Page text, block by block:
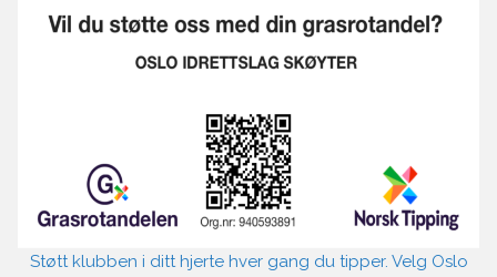
Støtt klubben i ditt hjerte hver gang du tipper. Velg Oslo